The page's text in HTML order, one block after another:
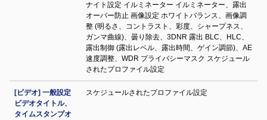
ナイト設定 イルミネーター イルミネーター、露出
オーバー防止 画像設定 ホワイトバランス、画像調
整 (明るさ、コントラスト、彩度、シャープネス、
ガンマ曲線)、曇り除去、3DNR 露出 BLC、HLC、
露出制御 (露出レベル、露出時間、ゲイン調節)、AE
速度調整、WDR プライバシーマスク スケジュール
されたプロファイル設定
[ビデオ] 一般設定
ビデオタイトル、
タイムスタンプオ
スケジュールされたプロファイル設定